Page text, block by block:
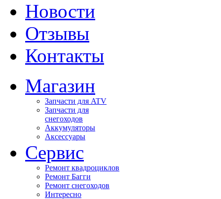
Новости
Отзывы
Контакты
Магазин
Запчасти для ATV
Запчасти для
снегоходов
Аккумуляторы
Аксессуары
Сервис
Ремонт квадроциклов
Ремонт Багги
Ремонт снегоходов
Интересно